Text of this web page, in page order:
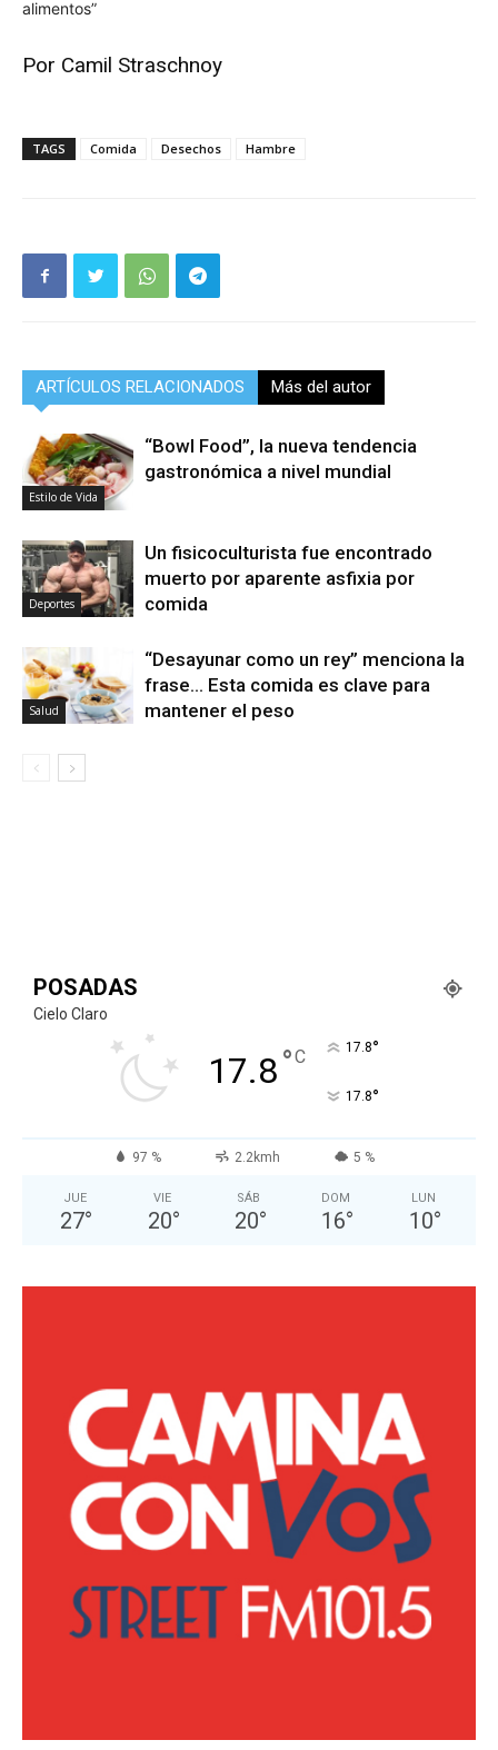
alimentos”
Por Camil Straschnoy
TAGS Comida Desechos Hambre
ARTÍCULOS RELACIONADOS Más del autor
Estilo de Vida
“Bowl Food”, la nueva tendencia
gastronómica a nivel mundial
Deportes
Un fisicoculturista fue encontrado
muerto por aparente asfixia por
comida
Salud
“Desayunar como un rey” menciona la
frase… Esta comida es clave para
mantener el peso
POSADAS
Cielo Claro
17.8°C 17.8°
17.8°
97 % 2.2kmh 5 %
JUE
27°
VIE
20°
SÁB
20°
DOM
16°
LUN
10°